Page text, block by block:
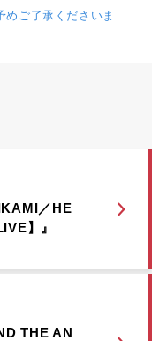
ご了承くださいま
／HE
】』
THE AN